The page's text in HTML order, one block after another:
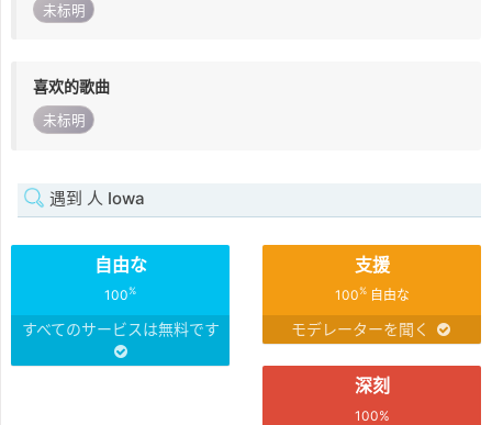
未标明
喜欢的歌曲
未标明
遇到 人 Iowa
自由な
100%
すべてのサービスは無料です
支援
100%自由な
モデレーターを聞く
深刻
100%